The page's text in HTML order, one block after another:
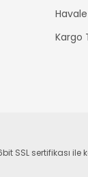
Kargo
SSL sertifikası ile